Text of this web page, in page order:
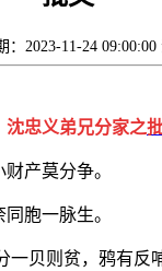
：2023-11-24 09:00:00
忠义弟兄分家之
产莫分争。
胞一脉生。
一贝则贫，鸦有反